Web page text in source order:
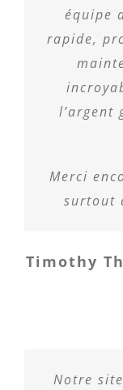
équipe
rapide,
l’argent
Merci
surtout
Timothy
Notre